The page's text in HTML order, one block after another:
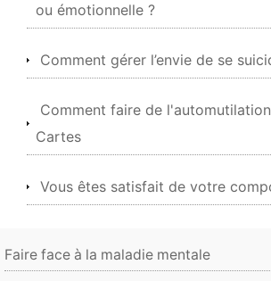
ou émotionnelle ?
Comment gérer l’envie de se
Comment faire de
Cartes
Vous êtes satisfait de votre
Faire face à la maladie mentale